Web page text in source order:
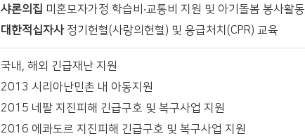
샤론의집 미혼모자가정 학습비‧교통비 지원 및 아기돌봄 봉사활동
대한적십자사 정기헌혈(사랑의헌혈) 및 응급처치(CPR) 교육
국내, 해외 긴급재난 지원
2013 시리아난민촌 내 아동지원
2015 네팔 지진피해 긴급구호 및 복구사업 지원
2016 에콰도르 지진피해 긴급구호 및 복구사업 지원